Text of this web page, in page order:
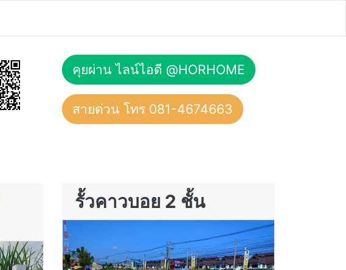
คุยผ่าน ไลน์ไอดี @HORHOME
สายด่วน โทร 081-4674663
รั้วคาวบอย 2 ชั้น